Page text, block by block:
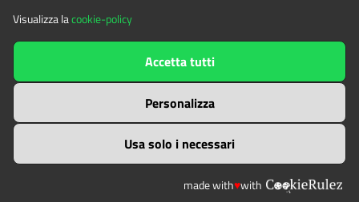
The contents of this websitebyEnte di gestione delle aree
protette delle Alpi Cozieis licensed under
Attribution-NonCommercial-NoDerivatives 4.0 International
Visualizza lacookie-policy
Usa solo i necessari
Personalizza
Accetta tutti
made with♥with